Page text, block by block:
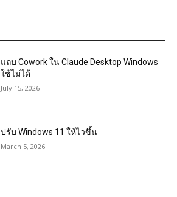
แถบ Cowork ใน Claude Desktop Windows
ใช้ไม่ได้
July 15, 2026
ปรับ Windows 11 ให้ไวขึ้น
March 5, 2026